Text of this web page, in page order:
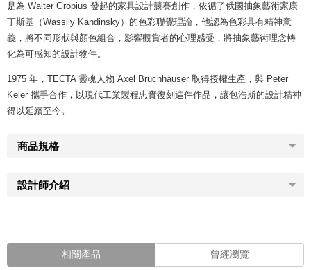
是為 Walter Gropius 發起的家具設計競賽創作，依循了俄國抽象藝術家康
丁斯基（Wassily Kandinsky）的色彩聯覺理論，他認為色彩具有精神意
義，將不同形狀與顏色組合，影響觀賞者的心理感受，將抽象藝術理念轉
化為可感知的設計物件。
1975 年，TECTA 靈魂人物 Axel Bruchhäuser 取得授權生產，與 Peter
Keler 攜手合作，以現代工業製程忠實復刻這件作品，讓包浩斯的設計精神
得以延續至今。
商品規格
設計師介紹
相關產品 曾經瀏覽